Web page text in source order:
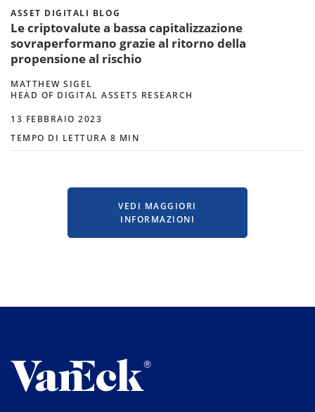
ASSET DIGITALI BLOG
Le criptovalute a bassa capitalizzazione
sovraperformano grazie al ritorno della
propensione al rischio
MATTHEW SIGEL
HEAD OF DIGITAL ASSETS RESEARCH
13 FEBBRAIO 2023
TEMPO DI LETTURA 8 MIN
VEDI MAGGIORI
INFORMAZIONI